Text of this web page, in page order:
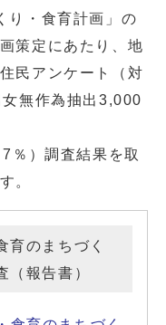
り・食育計画」の
策定にあたり、地
民アンケート（対
無作為抽出3,000
％）調査結果を取
。
育のまちづく
（報告書）